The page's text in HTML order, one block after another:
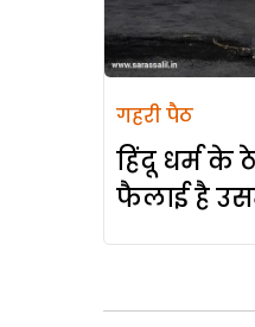
गहरी पैठ
हिंदू धर्म के
फैलाई है